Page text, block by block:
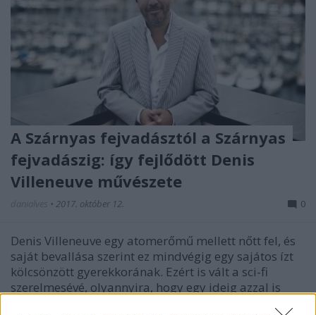
A Szárnyas fejvadásztól a Szárnyas
fejvadászig: így fejlődött Denis
Villeneuve művészete
• 2017. október 12. 0
Denis Villeneuve egy atomerőmű mellett nőtt fel, és
saját bevallása szerint ez mindvégig egy sajátos ízt
kölcsönzött gyerekkorának. Ezért is vált a sci-fi
szerelmesévé, olyannyira, hogy egy ideig azzal is